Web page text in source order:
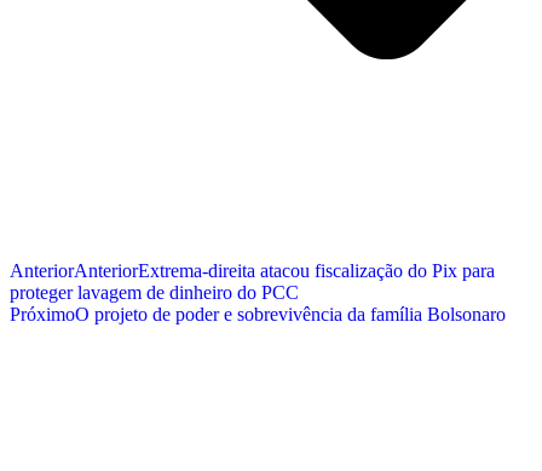
AnteriorAnteriorExtrema-direita atacou fiscalização do Pix para
proteger lavagem de dinheiro do PCC
PróximoO projeto de poder e sobrevivência da família Bolsonaro